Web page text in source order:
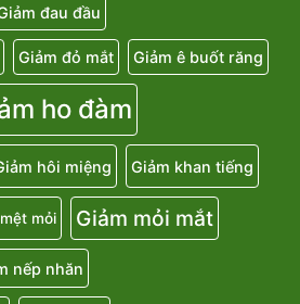
đau đầu
Giảm đỏ mắt Giảm ê buốt răng
ho đàm
hôi miệng Giảm khan tiếng
mỏi Giảm mỏi mắt
nếp nhăn